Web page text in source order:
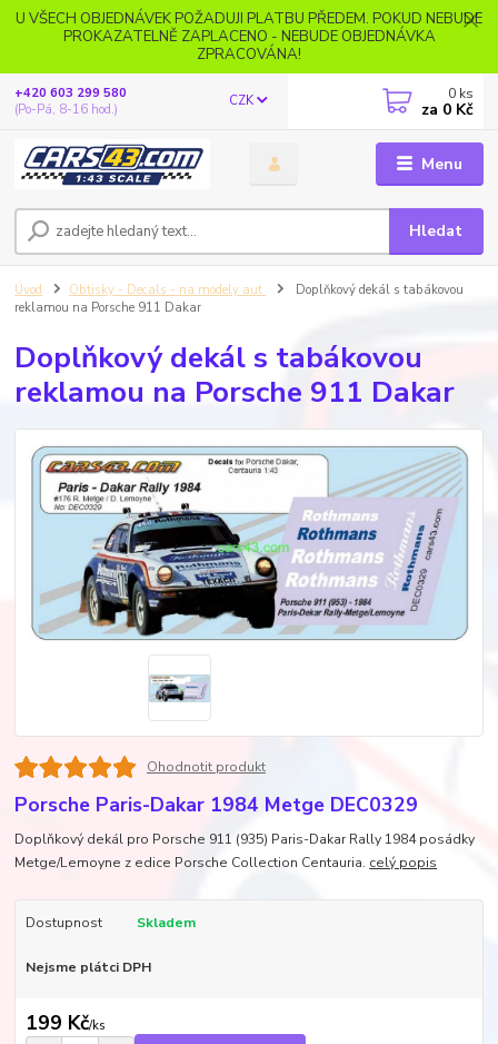
U VŠECH OBJEDNÁVEK POŽADUJI PLATBU PŘEDEM. POKUD NEBUDE
PROKAZATELNĚ ZAPLACENO - NEBUDE OBJEDNÁVKA
ZPRACOVÁNA!
Menu
CZK
Hledat
+420 603 299 580
(Po-Pá, 8-16 hod.)
0 ks
za 0 Kč
Úvod Obtisky - Decals - na modely aut
Doplňkový dekál s tabákovou
reklamou na Porsche 911 Dakar
Doplňkový dekál s tabákovou
reklamou na Porsche 911 Dakar
Ohodnotit produkt
Porsche Paris-Dakar 1984 Metge DEC0329
Doplňkový dekál pro Porsche 911 (935) Paris-Dakar Rally 1984 posádky
Metge/Lemoyne z edice Porsche Collection Centauria. celý popis
Dostupnost Skladem
Nejsme plátci DPH
199 Kč/ks